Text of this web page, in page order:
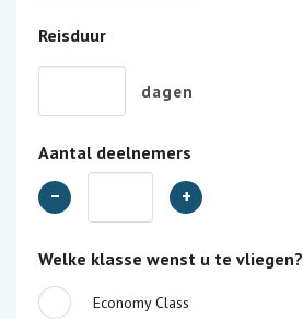
Reisduur
dagen
Aantal deelnemers
- +
Welke klasse wenst u te vliegen?
Economy Class